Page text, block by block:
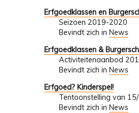
Erfgoedklassen en
Seizoen 2019-2020
Bevindt zich in News
Erfgoedklassen &
Activiteitenaanbod
Bevindt zich in News
Erfgoed? Kinderspel!
Tentoonstelling van
Bevindt zich in News